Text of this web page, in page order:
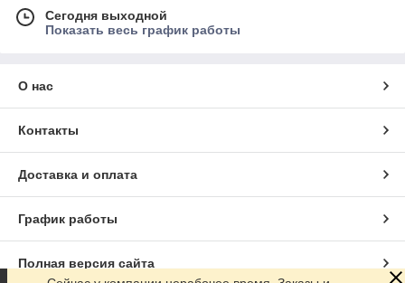
Сегодня выходной
Показать весь график работы
О нас
Контакты
Доставка и оплата
График работы
Полная версия сайта